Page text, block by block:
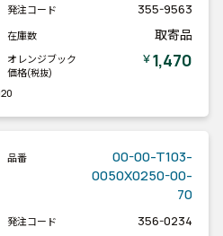
発注コード 355-9563
在庫数 取寄品
オレンジブック
価格(税抜)
￥1,470
20
品番
00-00-T103-
0050X0250-00-
70
発注コード 356-0234